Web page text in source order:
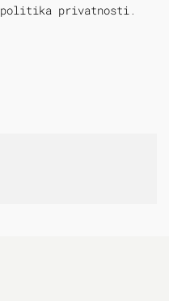
politika privatnosti.